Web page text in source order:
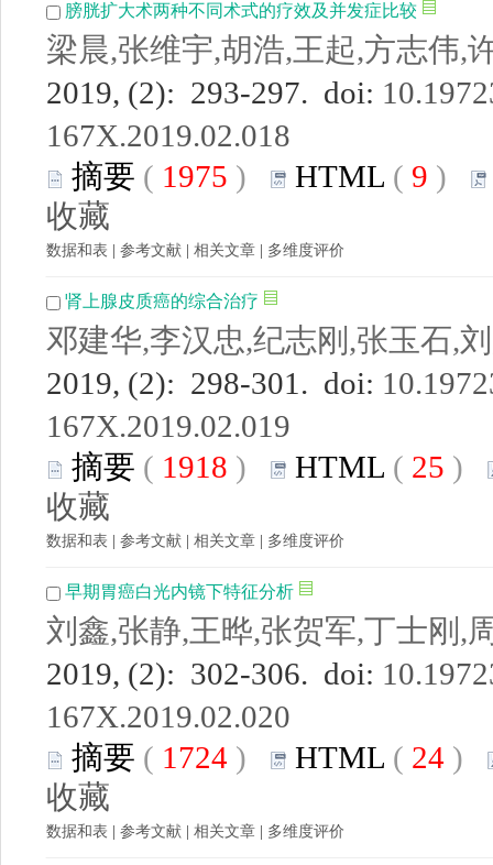
膀胱扩大术两种不同术式的疗效及并发症比较
梁晨,张维宇,胡浩,王起,方志伟,
2019, (2): 293-297. doi:
167X.2019.02.018
摘要 ( 1975 ) HTML ( 9 )
收藏
数据和表 参考文献 相关文章 多维度评价
肾上腺皮质癌的综合治疗
邓建华,李汉忠,纪志刚,张玉石,
2019, (2): 298-301. doi:
167X.2019.02.019
摘要 ( 1918 ) HTML ( 25 )
收藏
数据和表 参考文献 相关文章 多维度评价
早期胃癌白光内镜下特征分析
刘鑫,张静,王晔,张贺军,丁士刚,
2019, (2): 302-306. doi:
167X.2019.02.020
摘要 ( 1724 ) HTML ( 24 )
收藏
数据和表 参考文献 相关文章 多维度评价